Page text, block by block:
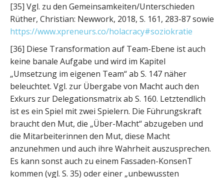
[35] Vgl. zu den Gemeinsamkeiten/Unterschieden
Rüther, Christian: Newwork, 2018, S. 161, 283-87 sowie
https://www.xpreneurs.co/holacracy#soziokratie
[36] Diese Transformation auf Team-Ebene ist auch
keine banale Aufgabe und wird im Kapitel
„Umsetzung im eigenen Team“ ab S. 147 näher
beleuchtet. Vgl. zur Übergabe von Macht auch den
Exkurs zur Delegationsmatrix ab S. 160. Letztendlich
ist es ein Spiel mit zwei Spielern. Die Führungskraft
braucht den Mut, die „Über-Macht“ abzugeben und
die Mitarbeiterinnen den Mut, diese Macht
anzunehmen und auch ihre Wahrheit auszusprechen.
Es kann sonst auch zu einem Fassaden-KonsenT
kommen (vgl. S. 35) oder einer „unbewussten